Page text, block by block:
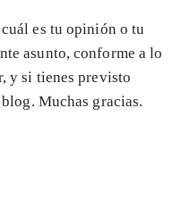
es tu opinión o tu
asunto, conforme a lo
y si tienes previsto
Muchas gracias.